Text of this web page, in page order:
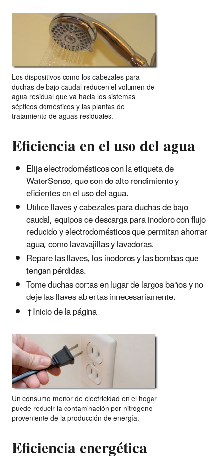
Los dispositivos como los cabezales para
duchas de bajo caudal reducen el volumen de
agua residual que va hacia los sistemas
sépticos domésticos y las plantas de
tratamiento de aguas residuales.
Eficiencia en el uso del agua
Elija electrodomésticos con la etiqueta de
WaterSense, que son de alto rendimiento y
eficientes en el uso del agua.
Utilice llaves y cabezales para duchas de bajo
caudal, equipos de descarga para inodoro con flujo
reducido y electrodomésticos que permitan ahorrar
agua, como lavavajillas y lavadoras.
Repare las llaves, los inodoros y las bombas que
tengan pérdidas.
Tome duchas cortas en lugar de largos baños y no
deje las llaves abiertas innecesariamente.
↑Inicio de la página
Un consumo menor de electricidad en el hogar
puede reducir la contaminación por nitrógeno
proveniente de la producción de energía.
Eficiencia energética